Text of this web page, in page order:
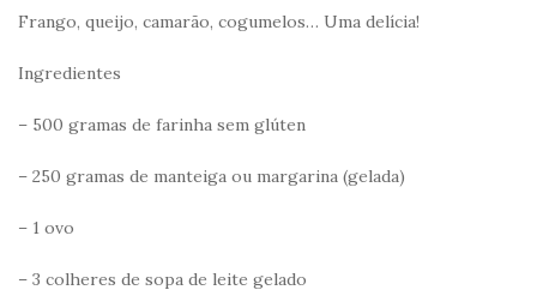
Frango, queijo, camarão, cogumelos… Uma delícia!
Ingredientes
– 500 gramas de farinha sem glúten
– 250 gramas de manteiga ou margarina (gelada)
– 1 ovo
– 3 colheres de sopa de leite gelado